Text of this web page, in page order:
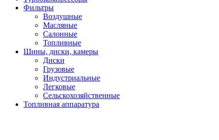
Фильтры
Воздушные
Масляные
Салонные
Топливные
Шины, диски, камеры
Диски
Грузовые
Индустриальные
Легковые
Сельскохозяйственные
Топливная аппаратура